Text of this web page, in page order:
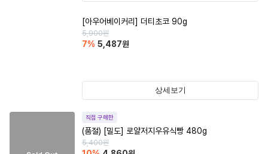
[아우어베이커리] 더티초코 90g
5,900원
7% 5,487원
상세보기
직접 구매한
(품절) [밀도] 로얄저지우유식빵 480g
5,400원